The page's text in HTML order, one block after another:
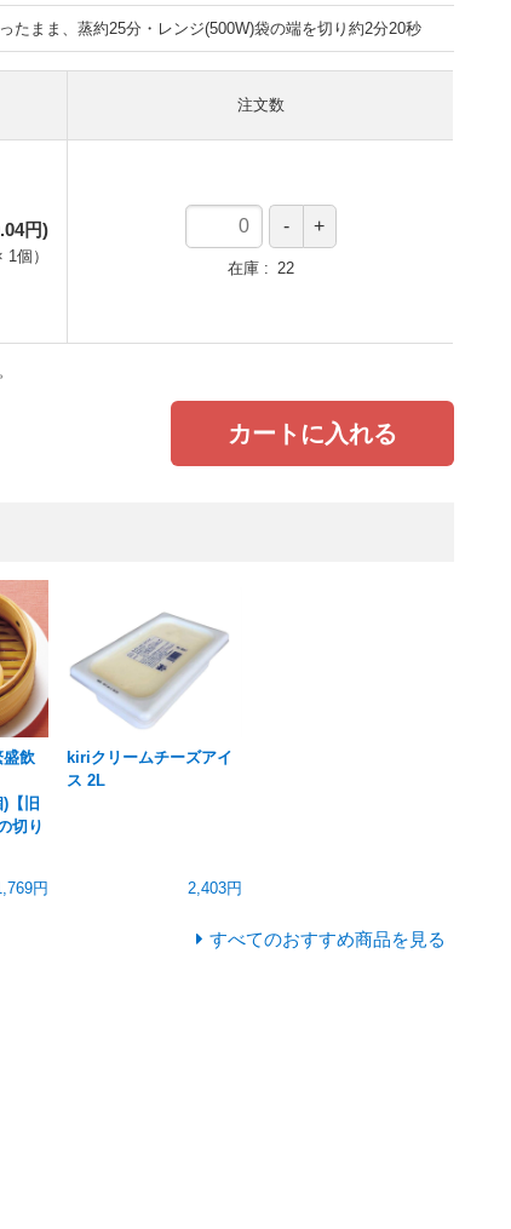
たまま、蒸約25分・レンジ(500W)袋の端を切り約2分20秒
注文数
円)
1個 ）
在庫 22
カートに入れる
盛飲
【旧
切り
円
kiriクリームチーズアイ
ス 2L
2,403円
すべてのおすすめ商品を見る